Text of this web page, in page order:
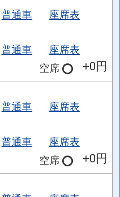
普通車 座席表
普通車
座席表
空席
+0円
普通車 座席表
普通車
座席表
空席
+0円